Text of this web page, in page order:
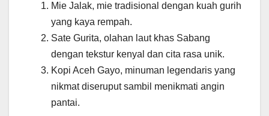
Mie Jalak, mie tradisional dengan kuah gurih
yang kaya rempah.
Sate Gurita, olahan laut khas Sabang
dengan tekstur kenyal dan cita rasa unik.
Kopi Aceh Gayo, minuman legendaris yang
nikmat diseruput sambil menikmati angin
pantai.